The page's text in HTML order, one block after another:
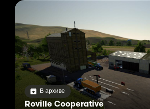
В архиве
Roville Cooperative